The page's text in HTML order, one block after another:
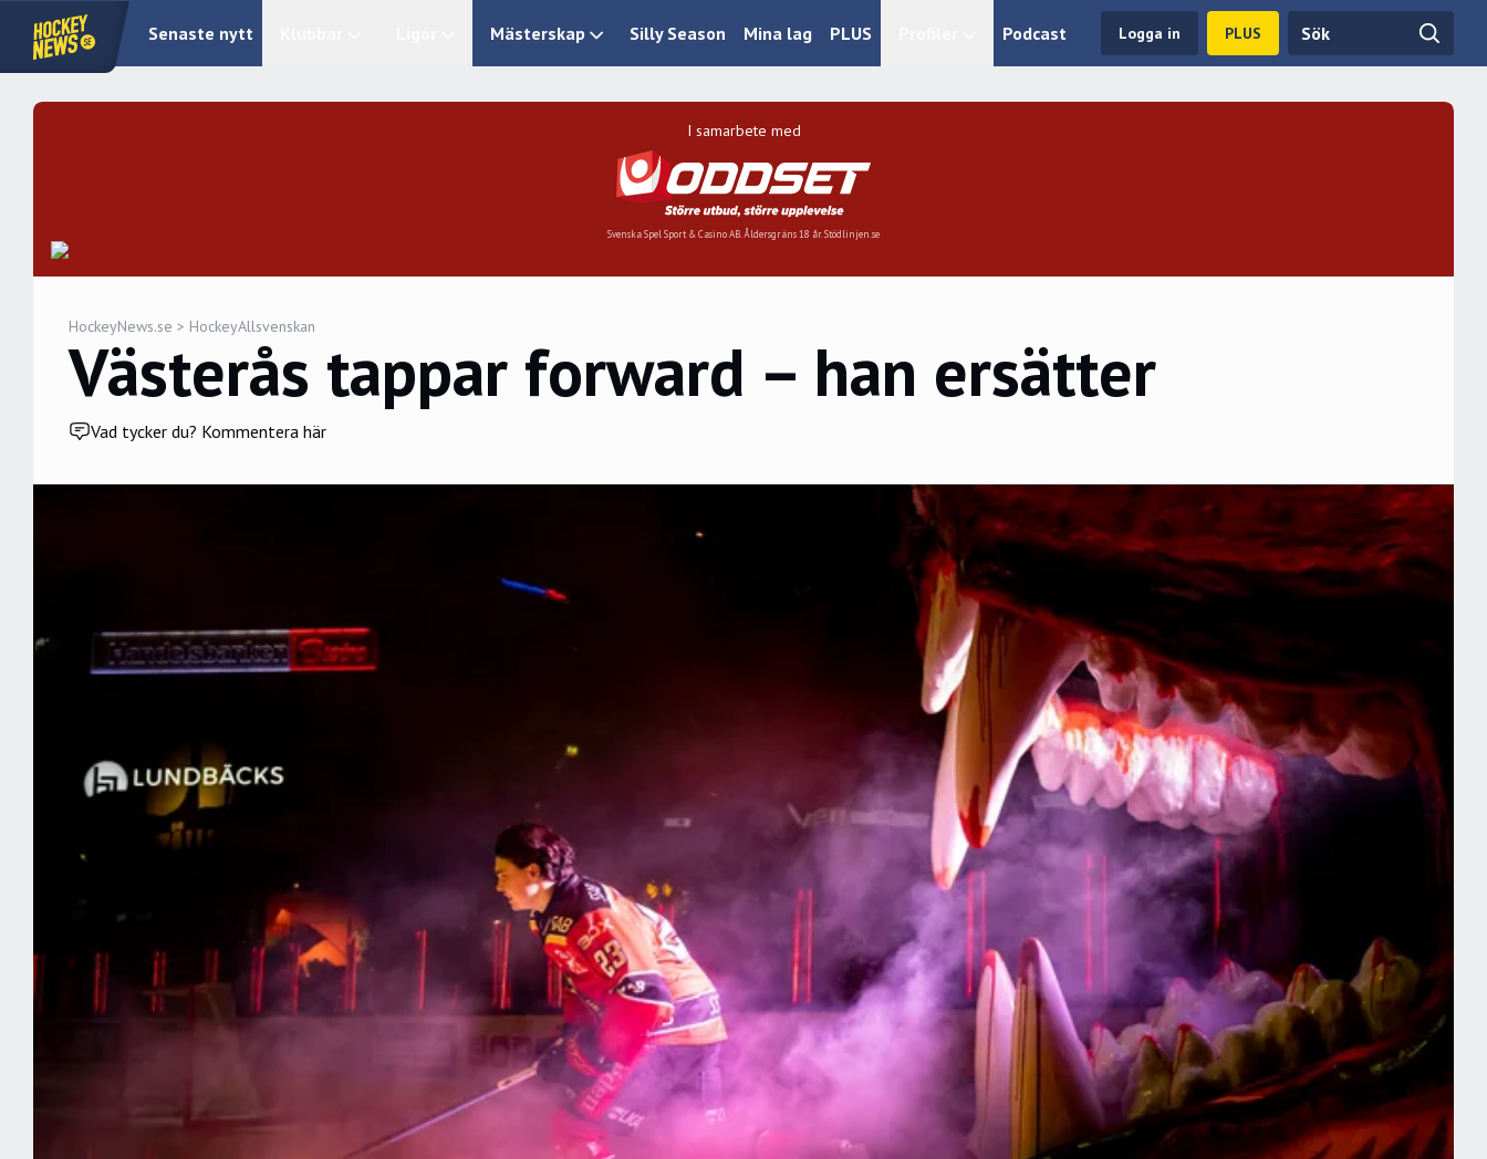
Senaste nytt Mästerskap Silly Season Mina lag PLUS Podcast Logga in PLUS
I samarbete med
Svenska Spel Sport & Casino AB. Åldersgräns 18 år. Stödlinjen.se
HockeyNews.se > HockeyAllsvenskan
Västerås tappar forward – han ersätter
Vad tycker du? Kommentera här